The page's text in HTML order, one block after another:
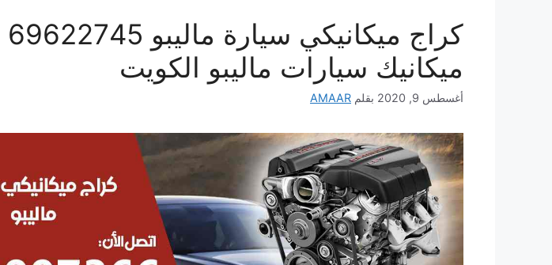
ميكانيك سيارات ماليبو الكويت
أغسطس 9, 2020 بقلم AMAAR